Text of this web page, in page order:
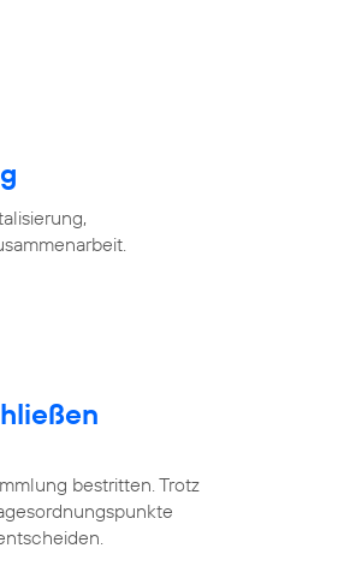
bestritten. Trotz